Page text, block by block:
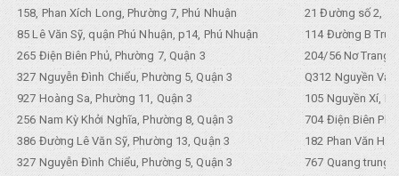
158, Phan Xích Long, Phường 7, Phú Nhuận
21 Đường số 2,
85 Lê Văn Sỹ, quận Phú Nhuận, p14, Phú Nhuận
114 Đường B
265 Điện Biên Phủ, Phường 7, Quận 3
204/56 Nơ Trang
327 Nguyễn Đình Chiểu, Phường 5, Quận 3
Q312 Nguyền
927 Hoàng Sa, Phường 11, Quận 3
105 Nguyền Xí,
256 Nam Kỳ Khởi Nghĩa, Phường 8, Quận 3
704 Điện Biên
386 Đường Lê Văn Sỹ, Phường 13, Quận 3
182 Phan Văn
327 Nguyễn Đình Chiểu, Phường 5, Quận 3
767 Quang trung,